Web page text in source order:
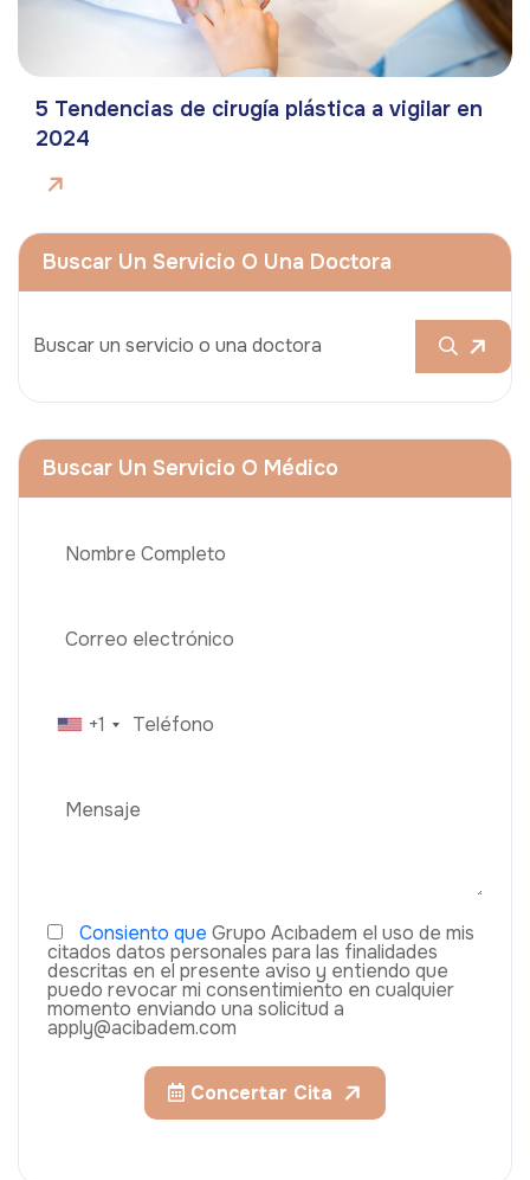
5 Tendencias de cirugía plástica a vigilar en
2024
Buscar Un Servicio O Una Doctora
Buscar Un Servicio O Médico
+1
Consiento que Grupo Acıbadem el uso de mis
citados datos personales para las finalidades
descritas en el presente aviso y entiendo que
puedo revocar mi consentimiento en cualquier
momento enviando una solicitud a
apply@acibadem.com
Concertar Cita